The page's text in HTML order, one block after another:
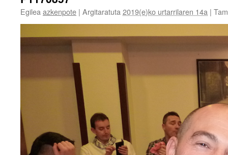
Egilea azkenpote | Argitaratuta 2019(e)ko urtarrilaren 14a |